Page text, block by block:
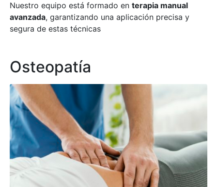
Nuestro equipo está formado en terapia manual
avanzada, garantizando una aplicación precisa y
segura de estas técnicas
Osteopatía